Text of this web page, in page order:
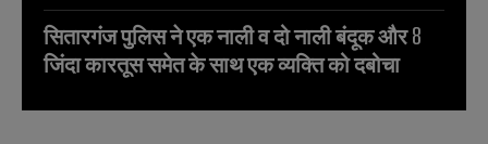
सितारगंज पुलिस ने एक नाली व दो नाली बंदूक और 8
जिंदा कारतूस समेत के साथ एक व्यक्ति को दबोचा